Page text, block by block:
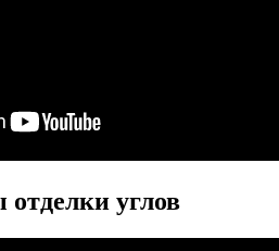
углов